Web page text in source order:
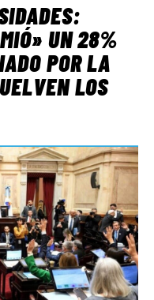
UN 28%
POR LA
LOS